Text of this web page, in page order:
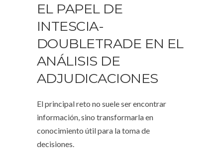
EL PAPEL DE
INTESCIA-
DOUBLETRADE EN EL
ANÁLISIS DE
ADJUDICACIONES
El principal reto no suele ser encontrar
información, sino transformarla en
conocimiento útil para la toma de
decisiones.